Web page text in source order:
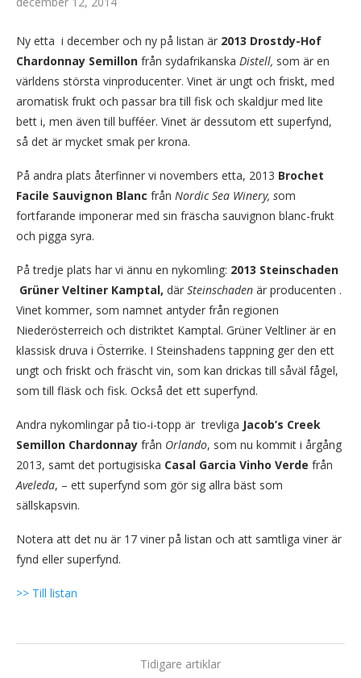
Ny etta i december och ny på listan är 2013 Drostdy-Hof
Chardonnay Semillon från sydafrikanska Distell, som är en
världens största vinproducenter. Vinet är ungt och friskt, med
aromatisk frukt och passar bra till fisk och skaldjur med lite
bett i, men även till bufféer. Vinet är dessutom ett superfynd,
så det är mycket smak per krona.
På andra plats återfinner vi novembers etta, 2013 Brochet
Facile Sauvignon Blanc från Nordic Sea Winery, som
fortfarande imponerar med sin fräscha sauvignon blanc-frukt
och pigga syra.
På tredje plats har vi ännu en nykomling: 2013 Steinschaden
Grüner Veltiner Kamptal, där Steinschaden är producenten .
Vinet kommer, som namnet antyder från regionen
Niederösterreich och distriktet Kamptal. Grüner Veltliner är en
klassisk druva i Österrike. I Steinshadens tappning ger den ett
ungt och friskt och fräscht vin, som kan drickas till såväl fågel,
som till fläsk och fisk. Också det ett superfynd.
Andra nykomlingar på tio-i-topp är trevliga Jacob’s Creek
Semillon Chardonnay från Orlando, som nu kommit i årgång
2013, samt det portugisiska Casal Garcia Vinho Verde från
Aveleda, – ett superfynd som gör sig allra bäst som
sällskapsvin.
Notera att det nu är 17 viner på listan och att samtliga viner är
fynd eller superfynd.
>> Till listan
Tidigare artiklar